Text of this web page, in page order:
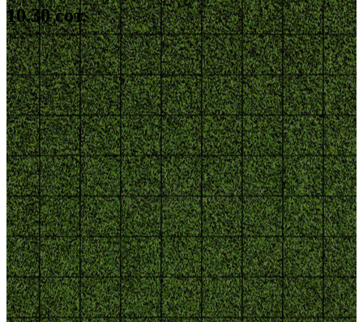
10.30 сот.